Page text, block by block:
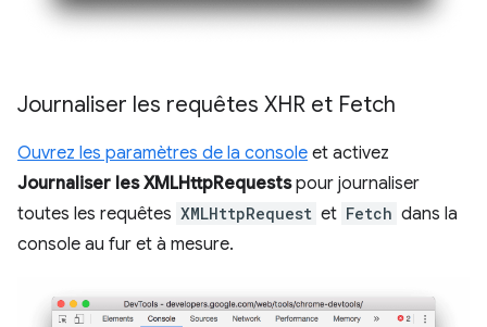
Journaliser les requêtes XHR et Fetch
Ouvrez les paramètres de la console et activez
Journaliser les XMLHttpRequestspour journaliser
toutes les requêtes XMLHttpRequest et Fetch dans la
console au fur et à mesure.